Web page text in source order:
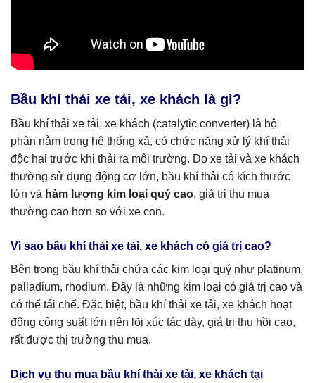
Bầu khí thải xe tải, xe khách là gì?
Bầu khí thải xe tải, xe khách (catalytic converter) là bộ
phận nằm trong hệ thống xả, có chức năng xử lý khí thải
độc hại trước khi thải ra môi trường. Do xe tải và xe khách
thường sử dụng động cơ lớn, bầu khí thải có kích thước
lớn và hàm lượng kim loại quý cao, giá trị thu mua
thường cao hơn so với xe con.
Vì sao bầu khí thải xe tải, xe khách có giá trị cao?
Bên trong bầu khí thải chứa các kim loại quý như platinum,
palladium, rhodium. Đây là những kim loại có giá trị cao và
có thể tái chế. Đặc biệt, bầu khí thải xe tải, xe khách hoạt
động công suất lớn nên lõi xúc tác dày, giá trị thu hồi cao,
rất được thị trường thu mua.
Dịch vụ thu mua bầu khí thải xe tải, xe khách tại